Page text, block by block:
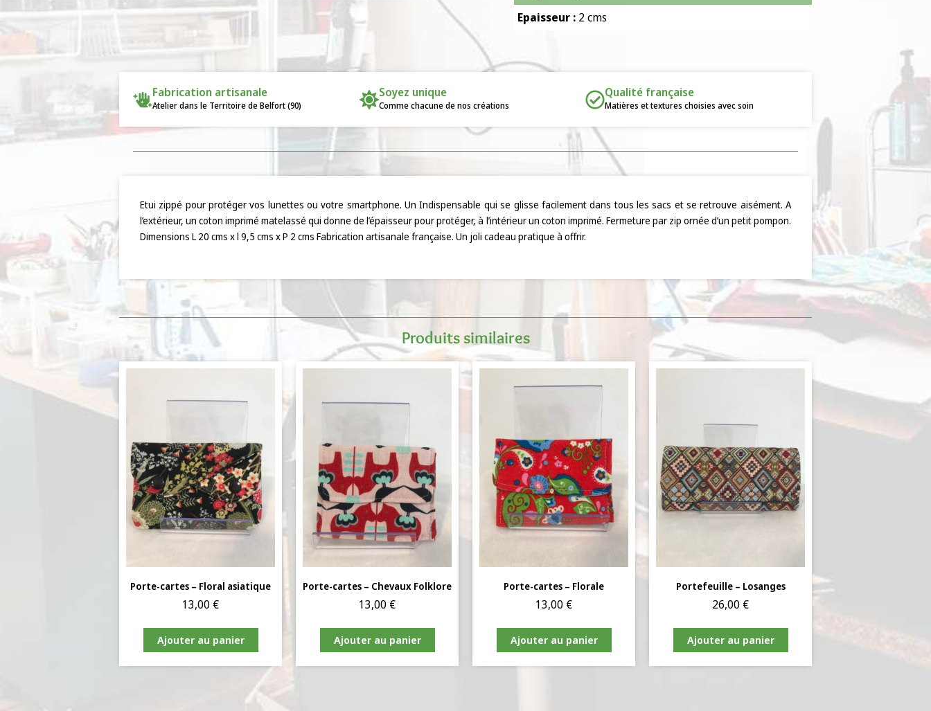
Epaisseur : 2 cms
Fabrication artisanale
Atelier dans le Territoire de Belfort (90)
Soyez unique
Comme chacune de nos créations
Qualité française
Matières et textures choisies avec soin
Etui zippé pour protéger vos lunettes ou votre smartphone. Un Indispensable qui se glisse facilement dans tous les sacs et se retrouve aisément. A
l’extérieur, un coton imprimé matelassé qui donne de l’épaisseur pour protéger, à l’intérieur un coton imprimé. Fermeture par zip ornée d’un petit pompon.
Dimensions L 20 cms x l 9,5 cms x P 2 cms Fabrication artisanale française. Un joli cadeau pratique à offrir.
Produits similaires
Porte-cartes – Floral asiatique
13,00 €
Ajouter au panier
Porte-cartes – Chevaux Folklore
13,00 €
Ajouter au panier
Porte-cartes – Florale
13,00 €
Ajouter au panier
Portefeuille – Losanges
26,00 €
Ajouter au panier